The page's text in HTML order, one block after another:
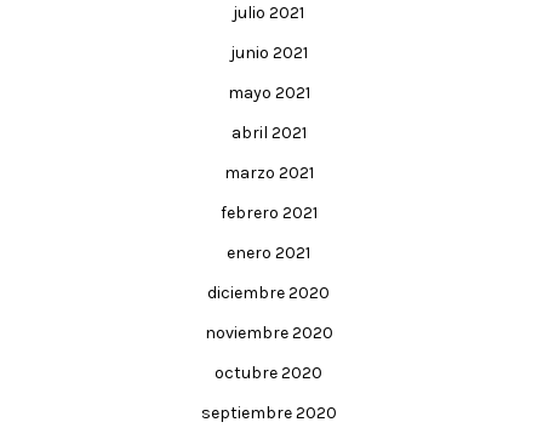
julio 2021
junio 2021
mayo 2021
abril 2021
marzo 2021
febrero 2021
enero 2021
diciembre 2020
noviembre 2020
octubre 2020
septiembre 2020